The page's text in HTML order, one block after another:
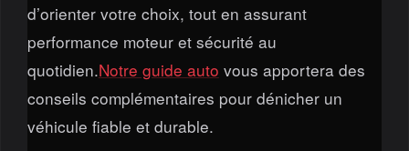
d’orienter votre choix, tout en assurant
performance moteur et sécurité au
quotidien.Notre guide auto vous apportera des
conseils complémentaires pour dénicher un
véhicule fiable et durable.